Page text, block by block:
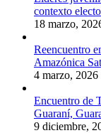
contexto
18 marzo,
Reencuentro
Amazónica
4 marzo, 2026
Encuentro de
Guaraní,
9 diciembre,